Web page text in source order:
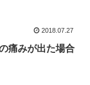
2018.07.27
痛みが出た場合